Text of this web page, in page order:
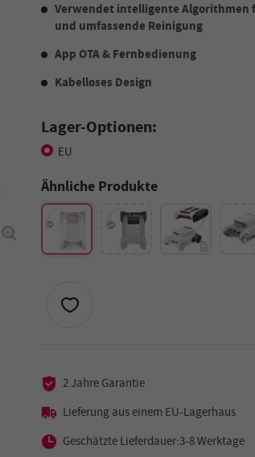
Verwendet intelligente Algorithmen
und umfassende Reinigung
App OTA & Fernbedienung
Kabelloses Design
Lager-Optionen:
EU
Ähnliche Produkte
2 Jahre Garantie
Lieferung aus einem EU-Lagerhaus
Geschätzte Lieferdauer:3-8 Werktage